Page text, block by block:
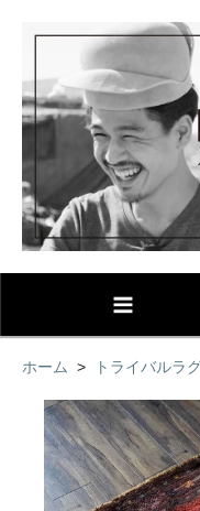
ホーム > トライバルラ